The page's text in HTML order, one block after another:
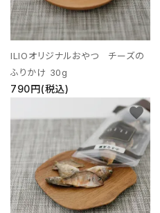
ILIOオリジナルおやつ チーズの
ふりかけ 30g
790円(税込)
favorite